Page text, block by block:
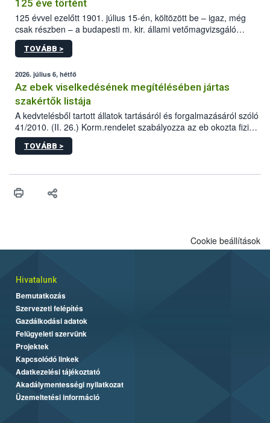
125 éve történt
125 évvel ezelőtt 1901. július 15-én, költözött be – igaz, még
csak részben – a budapesti m. kir. állami vetőmagvizsgáló
állomás a Kis Rókus utca 15. szám alatti, Czigler Győző által
tervezett új épületébe.
TOVÁBB >
2026. július 6, hétfő
Az ebek viselkedésének megítélésében jártas
szakértők listája
A kedvtelésből tartott állatok tartásáról és forgalmazásáról szóló
41/2010. (II. 26.) Korm.rendelet szabályozza az eb okozta fizikai
sérülés, illetve ennek veszélye keletkezésekor felmerülő
hatósági feladatokat, valamint a veszélyes eb tartását és annak
vonni az ebek viselkedésének megítélésében jártas szakértőt.
TOVÁBB >
Cookie beállítások
Hivatalunk
Bemutatkozás
Szervezeti felépítés
Gazdálkodási adatok
Felügyeleti szervünk
Projektek
Kapcsolódó linkek
Adatkezelési tájékoztató
Akadálymentességi nyilatkozat
Üzemeltetési információ